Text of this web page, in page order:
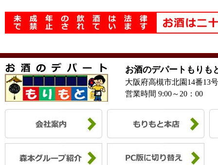
お酒のデパートもりも
大阪府高槻市北園14番13
営業時間 9:00～20：00